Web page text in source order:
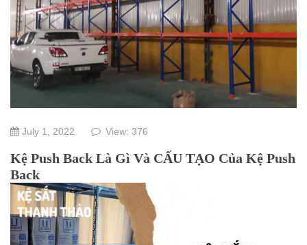
July 1, 2022 View: 376
Kệ Push Back Là Gì Và CẤU TẠO Của Kệ Push
Back